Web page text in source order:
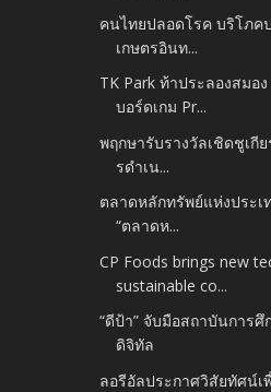
คนไทยปลอดโรค บริโภ
เกษตรอินท...
TK Park ท้าประลองสมอ
บอร์ดเกม Pr...
พฤกษารับรางวัลเชิดชูเกี
รดำเน...
ตลาดหลักทรัพย์แห่งประ
“ตลาดห...
CP Foods brings new
sustainable co...
“ดีป้า” จับมือสถาบันการ
ดิจิทัล
ลอรีอัลประกาศวิสัยทัศน์เ